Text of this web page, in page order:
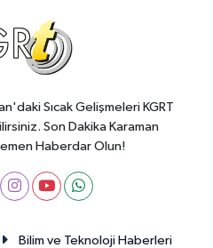
Sıcak Gelişmeleri KGRT
Son Dakika Karaman
Haberdar Olun!
Bilim ve Teknoloji Haberleri